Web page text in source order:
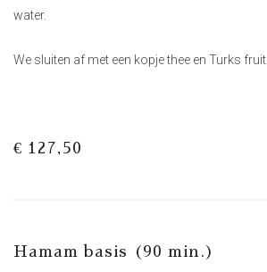
water.
We sluiten af met een kopje thee en Turks fruit.
€ 127,50
Hamam basis (90 min.)